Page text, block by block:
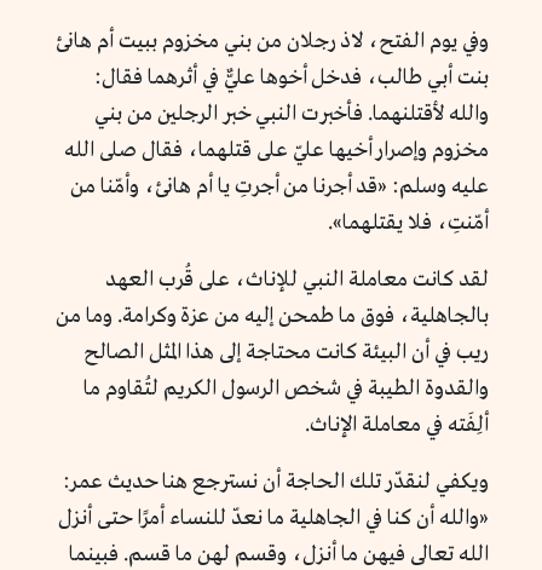
وفي يوم الفتح، لاذ رجلان من بني مخزوم ببيت أم هانئ
بنت أبي طالب، فدخل أخوها عليٌّ في أثرهما فقال:
والله لأقتلنهما. فأخبرت النبي خبر الرجلين من بني
مخزوم وإصرار أخيها عليّ على قتلهما، فقال صلى الله
عليه وسلم: «قد أجرنا من أجرتِ يا أم هانئ، وأمّنا من
أمّنتِ، فلا يقتلهما».
لقد كانت معاملة النبي للإناث، على قُرب العهد
بالجاهلية، فوق ما طمحن إليه من عزة وكرامة. وما من
ريب في أن البيئة كانت محتاجة إلى هذا المثل الصالح
والقدوة الطيبة في شخص الرسول الكريم لتُقاوم ما
ألِفَته في معاملة الإناث.
ويكفي لنقدّر تلك الحاجة أن نسترجع هنا حديث عمر:
«والله أن كنا في الجاهلية ما نعدّ للنساء أمرًا حتى أنزل
الله تعالى فيهن ما أنزل، وقسم لهن ما قسم. فبينما